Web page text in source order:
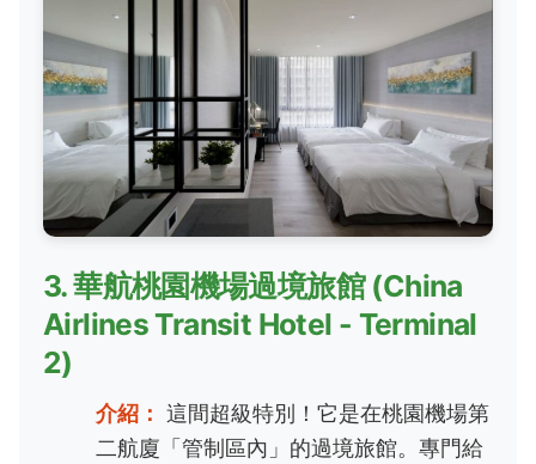
3. 華航桃園機場過境旅館 (China
Airlines Transit Hotel - Terminal
2)
介紹： 這間超級特別！它是在桃園機場第
二航廈「管制區內」的過境旅館。專門給